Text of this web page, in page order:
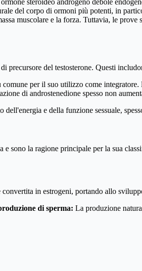
steroideo androgeno debole
del corpo di ormoni più potenti, in
muscolare e la forza. Tuttavia, le
precursore del testosterone. Questi
comune per il suo utilizzo come
di androstenedione spesso non
e della funzione sessuale,
sono la ragione principale per la sua
convertita in estrogeni, portando allo
di sperma: La produzione